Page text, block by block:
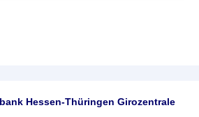
Hessen-Thüringen Girozentrale